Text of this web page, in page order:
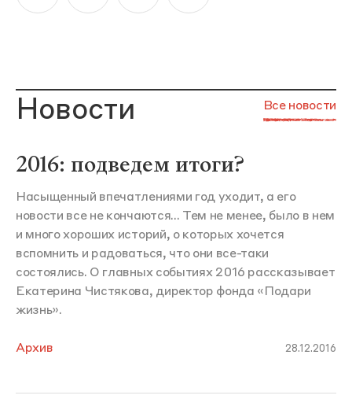
Новости Все новости
2016: подведем итоги?
Насыщенный впечатлениями год уходит, а его
новости все не кончаются... Тем не менее, было в нем
и много хороших историй, о которых хочется
вспомнить и радоваться, что они все-таки
состоялись. О главных событиях 2016 рассказывает
Екатерина Чистякова, директор фонда «Подари
жизнь».
Архив 28.12.2016